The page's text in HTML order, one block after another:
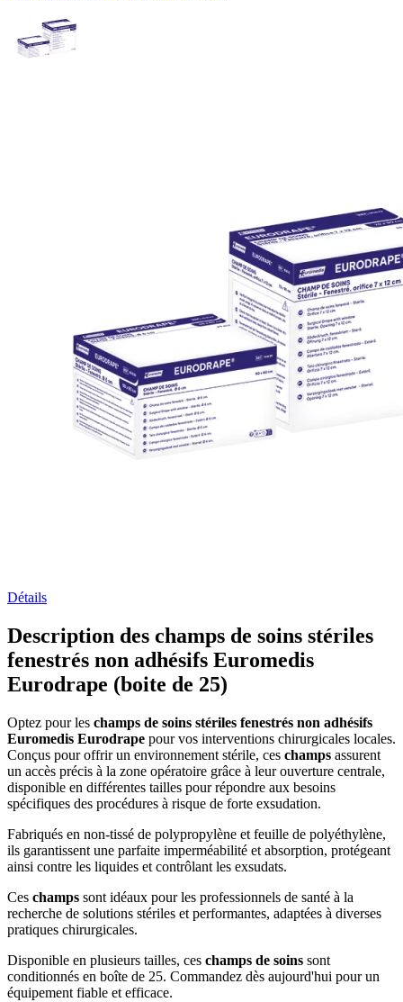
Détails
Description des champs de soins stériles
fenestrés non adhésifs Euromedis
Eurodrape (boite de 25)
Optez pour les champs de soins stériles fenestrés non adhésifs
Euromedis Eurodrape pour vos interventions chirurgicales locales.
Conçus pour offrir un environnement stérile, ces champs assurent
un accès précis à la zone opératoire grâce à leur ouverture centrale,
disponible en différentes tailles pour répondre aux besoins
spécifiques des procédures à risque de forte exsudation.
Fabriqués en non-tissé de polypropylène et feuille de polyéthylène,
ils garantissent une parfaite imperméabilité et absorption, protégeant
ainsi contre les liquides et contrôlant les exsudats.
Ces champs sont idéaux pour les professionnels de santé à la
recherche de solutions stériles et performantes, adaptées à diverses
pratiques chirurgicales.
Disponible en plusieurs tailles, ces champs de soins sont
conditionnés en boîte de 25. Commandez dès aujourd'hui pour un
équipement fiable et efficace.